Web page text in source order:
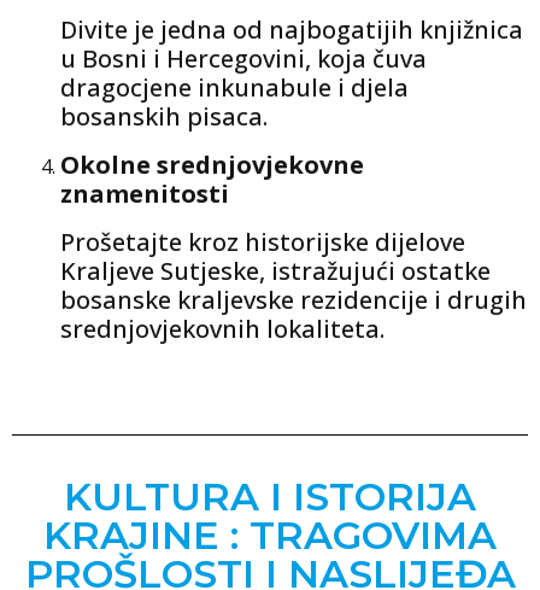
Divite je jedna od najbogatijih knjižnica
u Bosni i Hercegovini, koja čuva
dragocjene inkunabule i djela
bosanskih pisaca.
Okolne srednjovjekovne
znamenitosti
Prošetajte kroz historijske dijelove
Kraljeve Sutjeske, istražujući ostatke
bosanske kraljevske rezidencije i drugih
srednjovjekovnih lokaliteta.
KULTURA I ISTORIJA
KRAJINE : TRAGOVIMA
PROŠLOSTI I NASLIJEĐA